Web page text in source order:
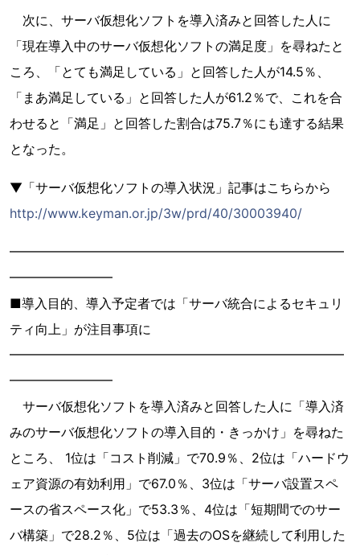
次に、サーバ仮想化ソフトを導入済みと回答した人に
「現在導入中のサーバ仮想化ソフトの満足度」を尋ねたと
ころ、「とても満足している」と回答した人が14.5％、
「まあ満足している」と回答した人が61.2％で、これを合
わせると「満足」と回答した割合は75.7％にも達する結果
となった。
▼「サーバ仮想化ソフトの導入状況」記事はこちらから
http://www.keyman.or.jp/3w/prd/40/30003940/
━━━━━━━━━━━━━━━━━━━━━━━━━━
━━━━━━━━
■導入目的、導入予定者では「サーバ統合によるセキュリ
ティ向上」が注目事項に
━━━━━━━━━━━━━━━━━━━━━━━━━━
━━━━━━━━
サーバ仮想化ソフトを導入済みと回答した人に「導入済
みのサーバ仮想化ソフトの導入目的・きっかけ」を尋ねた
ところ、 1位は「コスト削減」で70.9％、2位は「ハードウ
ェア資源の有効利用」で67.0％、3位は「サーバ設置スペ
ースの省スペース化」で53.3％、4位は「短期間でのサー
バ構築」で28.2％、5位は「過去のOSを継続して利用した